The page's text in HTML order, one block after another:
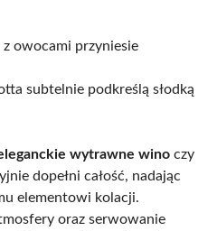
owocami przyniesie
subtelnie podkreślą słodką
wytrawne wino czy
dopełni całość, nadając
elementowi kolacji.
oraz serwowanie